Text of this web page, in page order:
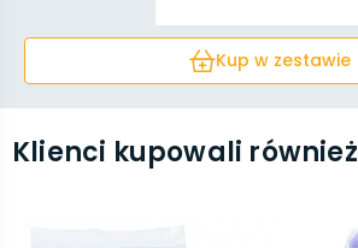
Kup w zestawie
Klienci kupowali również